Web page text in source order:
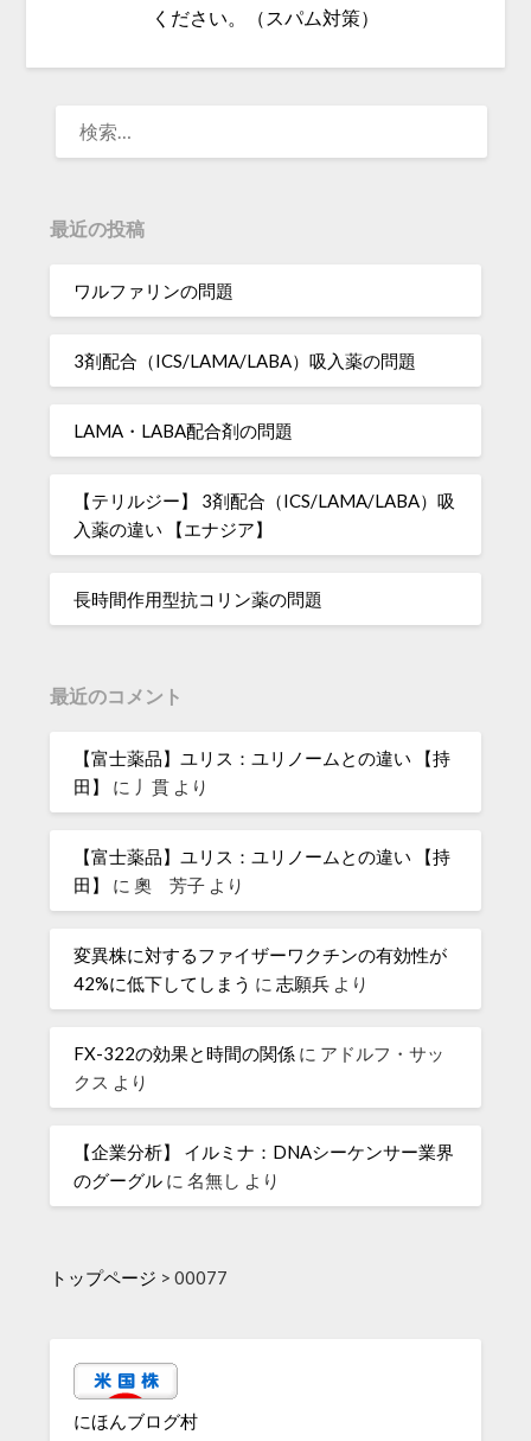
ください。（スパム対策）
最近の投稿
ワルファリンの問題
3剤配合（ICS/LAMA/LABA）吸入薬の問題
LAMA・LABA配合剤の問題
【テリルジー】 3剤配合（ICS/LAMA/LABA）吸
入薬の違い 【エナジア】
長時間作用型抗コリン薬の問題
最近のコメント
【富士薬品】ユリス：ユリノームとの違い 【持
田】
に 丿貫 より
【富士薬品】ユリス：ユリノームとの違い 【持
田】
に奧 芳子 より
変異株に対するファイザーワクチンの有効性が
42%に低下してしまう に志願兵 より
FX-322の効果と時間の関係 に アドルフ・サッ
クス より
【企業分析】 イルミナ：DNAシーケンサー業界
のグーグル に名無し より
トップページ >00077
にほんブログ村